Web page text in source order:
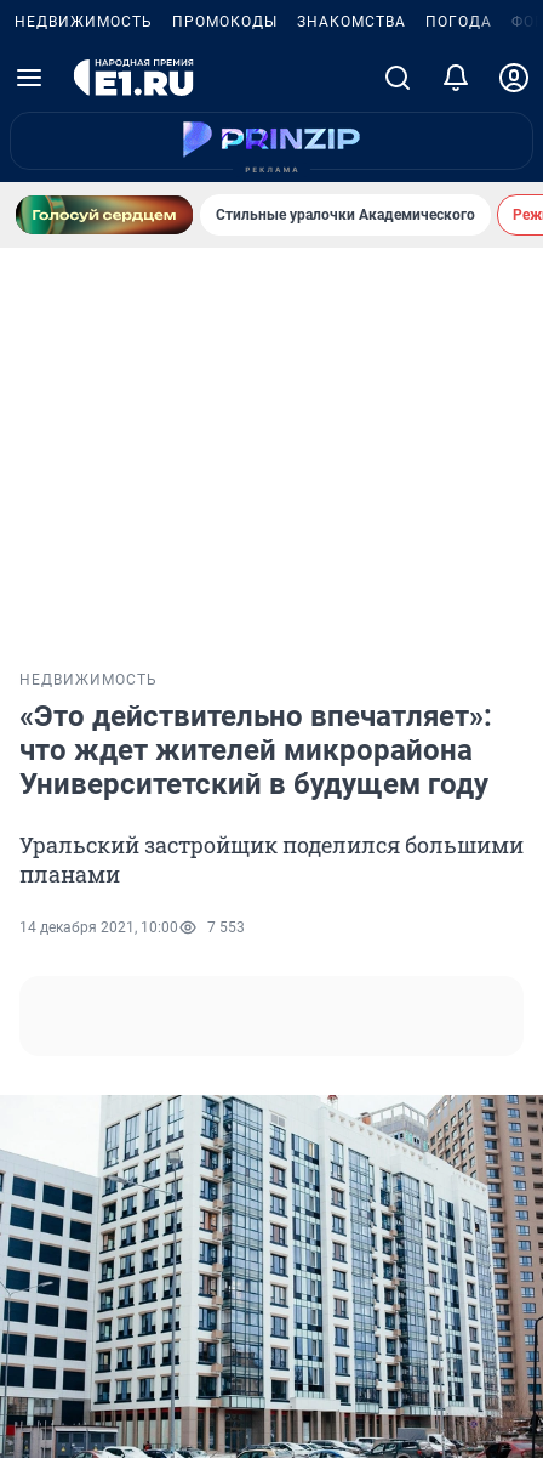
НЕДВИЖИМОСТЬ ПРОМОКОДЫ ЗНАКОМСТВА ПОГОДА
Стильные уралочки Академического
НЕДВИЖИМОСТЬ
«Это действительно впечатляет»:
что ждет жителей микрорайона
Университетский в будущем году
Уральский застройщик поделился большими
планами
14 декабря 2021, 10:00 7 553